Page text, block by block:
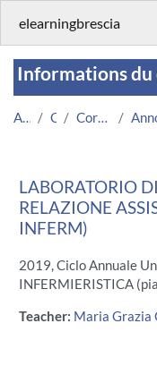
elearningbrescia
Informations du
Accueil Cours Corsi Istituzionali
LABORATORIO
RELAZIONE
INFERM)
2019, Ciclo Annuale
INFERMIERISTICA
Teacher: Maria Grazia